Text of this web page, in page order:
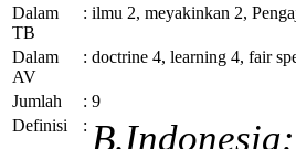
Dalam
TB
: ilmu 2, meyakinkan 2,
Dalam
AV
: doctrine 4, learning 4, fair
Jumlah : 9
Definisi
: B.Indonesia: